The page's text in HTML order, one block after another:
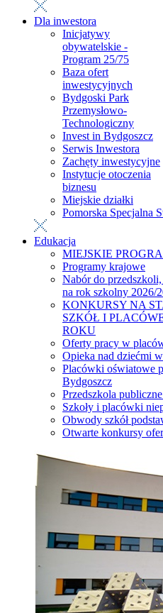
Dla inwestora
Inicjatywy
obywatelskie -
Program 25/75
Baza ofert
inwestycyjnych
Bydgoski Park
Przemysłowo-
Technologiczny
Invest in Bydgoszcz
Serwis Inwestora
Zachęty inwestycyjne
Instytucje otoczenia
biznesu
Miejskie działki
Pomorska Specjalna
Edukacja
MIEJSKIE
Programy krajowe
Nabór do
na rok szkolny 2026/
KONKURSY NA
SZKÓŁ I
ROKU
Oferty pracy w
Opieka nad dziećmi
Placówki oświatowe
Bydgoszcz
Przedszkola
Szkoły i placówki
Obwody szkół
Otwarte konkursy